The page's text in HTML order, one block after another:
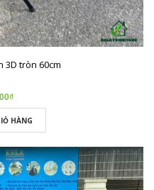
3D tròn 60cm
HÀNG